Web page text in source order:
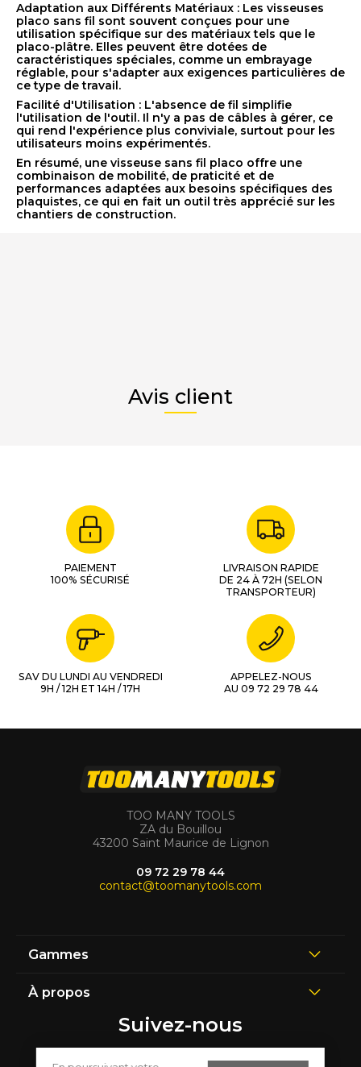
Adaptation aux Différents Matériaux : Les visseuses
placo sans fil sont souvent conçues pour une
utilisation spécifique sur des matériaux tels que le
placo-plâtre. Elles peuvent être dotées de
caractéristiques spéciales, comme un embrayage
réglable, pour s'adapter aux exigences particulières de
ce type de travail.
Facilité d'Utilisation : L'absence de fil simplifie
l'utilisation de l'outil. Il n'y a pas de câbles à gérer, ce
qui rend l'expérience plus conviviale, surtout pour les
utilisateurs moins expérimentés.
En résumé, une visseuse sans fil placo offre une
combinaison de mobilité, de praticité et de
performances adaptées aux besoins spécifiques des
plaquistes, ce qui en fait un outil très apprécié sur les
chantiers de construction.
Avis client
PAIEMENT
100% SÉCURISÉ
LIVRAISON RAPIDE
DE 24 À 72H (SELON
TRANSPORTEUR)
SAV DU LUNDI AU VENDREDI
9H / 12H ET 14H / 17H
APPELEZ-NOUS
AU 09 72 29 78 44
TOO MANY TOOLS
ZA du Bouillou
43200 Saint Maurice de Lignon
09 72 29 78 44
contact@toomanytools.com
Gammes
À propos
Suivez-nous